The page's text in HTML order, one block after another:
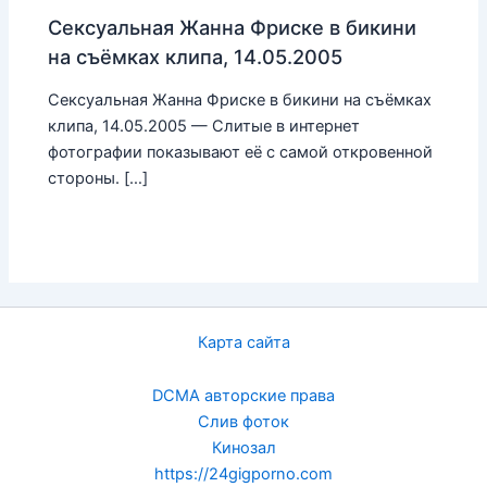
Сексуальная Жанна Фриске в бикини
на съёмках клипа, 14.05.2005
Сексуальная Жанна Фриске в бикини на съёмках
клипа, 14.05.2005 — Слитые в интернет
фотографии показывают её с самой откровенной
стороны. […]
Карта сайта
DCMA авторские права
Слив фоток
Кинозал
https://24gigporno.com